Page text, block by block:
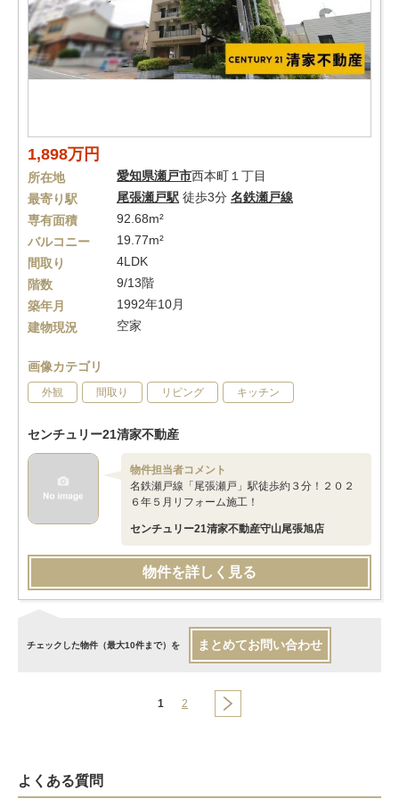
1,898万円
所在地 愛知県瀬戸市西本町１丁目
最寄り駅
尾張瀬戸駅 徒歩3分 名鉄瀬戸線
専有面積
92.68m²
バルコニー
19.77m²
間取り
4LDK
階数
9/13階
築年月
1992年10月
建物現況
空家
画像カテゴリ
外観 間取り リビング キッチン
センチュリー21清家不動産
物件担当者コメント
名鉄瀬戸線「尾張瀬戸」駅徒歩約３分！２０２
６年５月リフォーム施工！
センチュリー21清家不動産守山尾張旭店
物件を詳しく見る
チェックした物件（最大10件まで）を まとめてお問い合わせ
1 2
よくある質問